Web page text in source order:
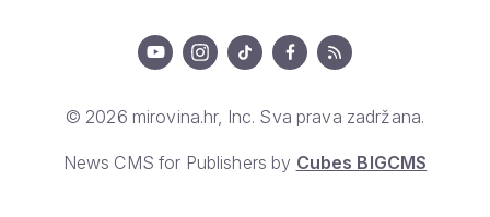
© 2026 mirovina.hr, Inc. Sva prava zadržana.
News CMS for Publishers by Cubes BIGCMS